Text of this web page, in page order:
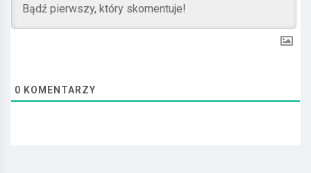
0 KOMENTARZY